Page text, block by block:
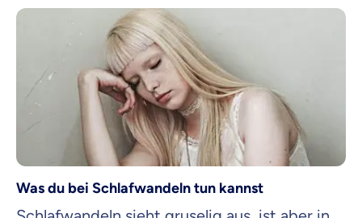
Was du bei Schlafwandeln tun kannst